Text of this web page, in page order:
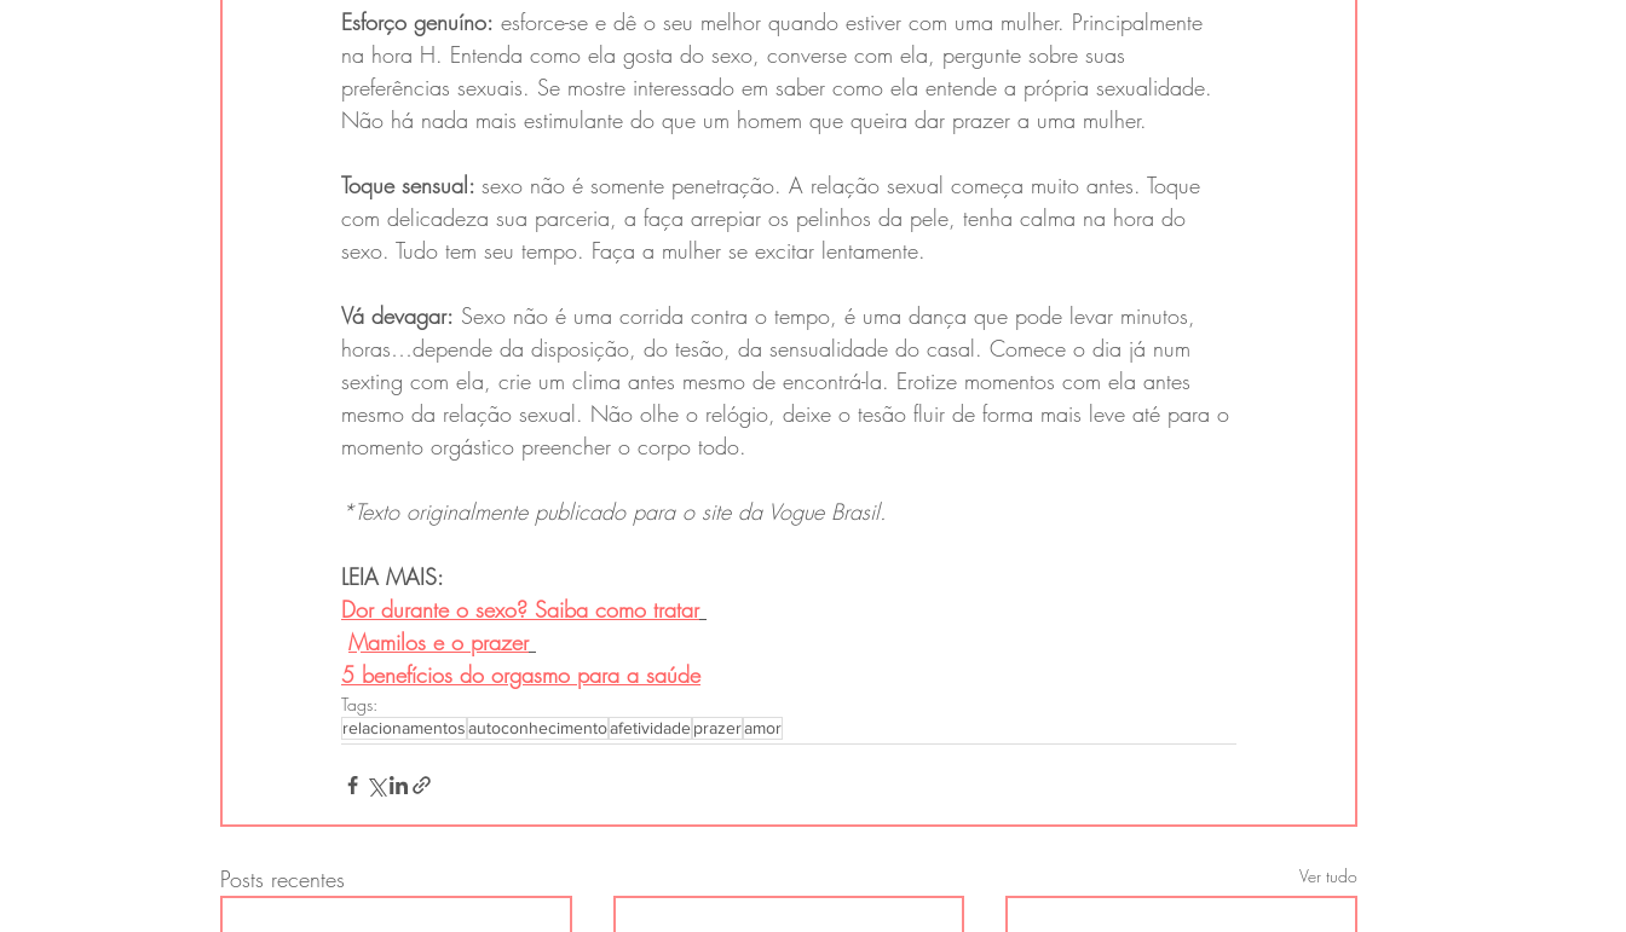
Esforço genuíno: esforce-se e dê o seu melhor quando estiver com uma mulher. Principalmente
na hora H. Entenda como ela gosta do sexo, converse com ela, pergunte sobre suas
preferências sexuais. Se mostre interessado em saber como ela entende a própria sexualidade.
Não há nada mais estimulante do que um homem que queira dar prazer a uma mulher.
Toque sensual: sexo não é somente penetração. A relação sexual começa muito antes. Toque
com delicadeza sua parceria, a faça arrepiar os pelinhos da pele, tenha calma na hora do
sexo. Tudo tem seu tempo. Faça a mulher se excitar lentamente.
Vá devagar: Sexo não é uma corrida contra o tempo, é uma dança que pode levar minutos,
horas…depende da disposição, do tesão, da sensualidade do casal. Comece o dia já num
sexting com ela, crie um clima antes mesmo de encontrá-la. Erotize momentos com ela antes
mesmo da relação sexual. Não olhe o relógio, deixe o tesão fluir de forma mais leve até para o
momento orgástico preencher o corpo todo.
*Texto originalmente publicado para o site da Vogue Brasil.
LEIA MAIS:
Dor durante o sexo? Saiba como tratar
Mamilos e o prazer
5 benefícios do orgasmo para a saúde
Tags:
relacionamentosautoconhecimentoafetividadeprazeramor
Posts recentes Ver tudo